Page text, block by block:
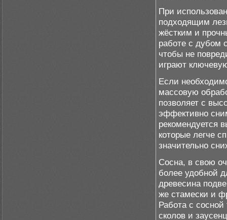
При
подходящим
жёстким и
работе с дубом
чтобы не
играют
Если
массовую
позволяет с
эффективно
рекомендуется
которые легче
значительно
Сосна, в свою
более удобной
древесина
же стамески и
Работа с
сколов и